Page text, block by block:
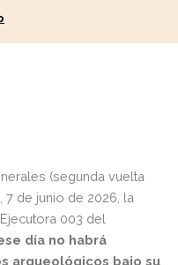
(segunda vuelta
de junio de 2026, la
003 del
día no habrá
arqueológicos bajo su